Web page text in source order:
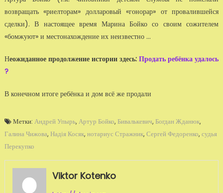
возвращать «риелторам» долларовый «гонорар» от провалившейся
сделки). В настоящее время Марина Бойко со своим сожителем
«бомжуют» и местонахождение их неизвестно ...
Неожиданное продолжение истории здесь:Продать ребёнка удалось
?
В конечном итоге ребёнка и дом всё же продали
Метки: Андрей Упырь, Артур Бойко, Бивалькевич, Богдан Жданюк,
Галина Чижова, Надія Косяк, нотариус Стражник, Сергей Федоренко, судья
Перекупко
Viktor Kotenko